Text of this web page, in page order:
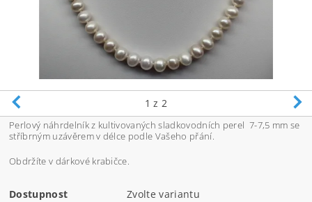
1 z 2
Perlový náhrdelník z kultivovaných sladkovodních perel 7-7,5 mm se
stříbrným uzávěrem v délce podle Vašeho přání.
Obdržíte v dárkové krabičce.
Dostupnost Zvolte variantu